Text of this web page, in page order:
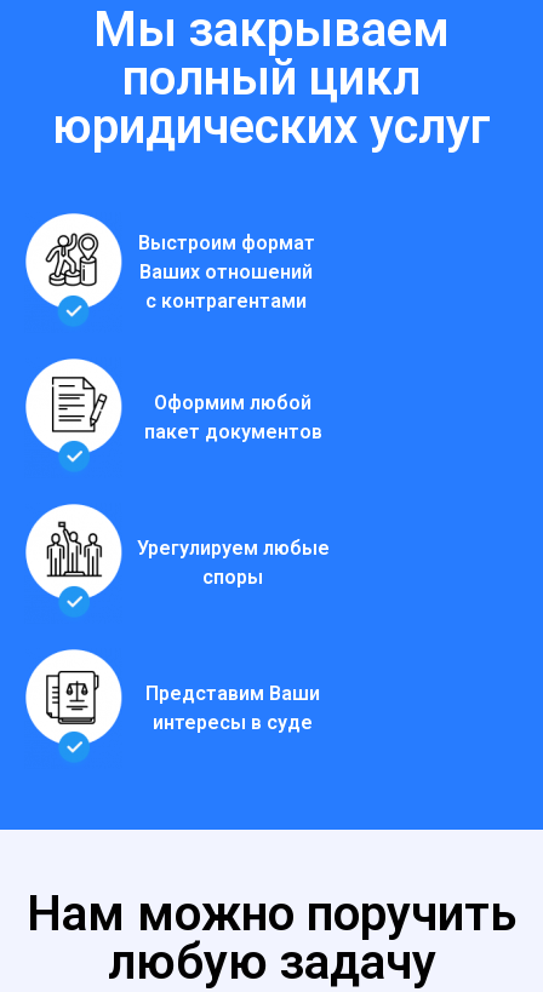
Мы закрываем
полный цикл
юридических услуг
Выстроим формат
Ваших отношений
с контрагентами
Оформим любой
пакет документов
Урегулируем любые
споры
Представим Ваши
интересы в суде
Нам можно поручить
любую задачу